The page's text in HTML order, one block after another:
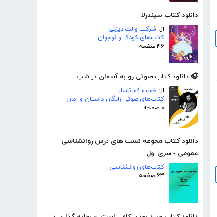
دانلود کتاب سیندرلا
از: شرکت والت دیزنی
کتاب‌های کودک و نوجوان
۴۶ صفحه
🎧 دانلود کتاب صوتی رو به آسمان در شب
از: خولیو کورتاسار
کتاب‌های صوتی رایگان داستان و رمان
۰ صفحه
دانلود کتاب مجوعه تست های درس روانشناسی
عمومی - سری اول
کتاب‌های روانشناسی
۶۳ صفحه